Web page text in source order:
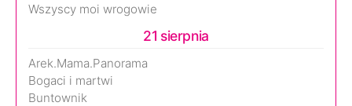
Wszyscy moi wrogowie
21 sierpnia
Arek.Mama.Panorama
Bogaci i martwi
Buntownik